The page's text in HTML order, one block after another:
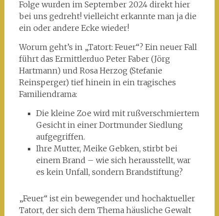
Folge wurden im September 2024 direkt hier
bei uns gedreht! vielleicht erkannte man ja die
ein oder andere Ecke wieder!
Worum geht’s in „Tatort: Feuer“? Ein neuer Fall
führt das Ermittlerduo Peter Faber (Jörg
Hartmann) und Rosa Herzog (Stefanie
Reinsperger) tief hinein in ein tragisches
Familiendrama:
Die kleine Zoe wird mit rußverschmiertem
Gesicht in einer Dortmunder Siedlung
aufgegriffen.
Ihre Mutter, Meike Gebken, stirbt bei
einem Brand – wie sich herausstellt, war
es kein Unfall, sondern Brandstiftung?
„Feuer“ ist ein bewegender und hochaktueller
Tatort, der sich dem Thema häusliche Gewalt